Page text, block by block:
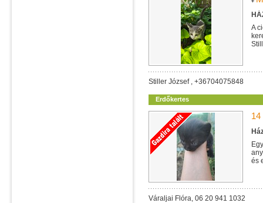
A
Stiller József , +36704075848
Erdőkertes
és
Váraljai Flóra, 06 20 941 1032